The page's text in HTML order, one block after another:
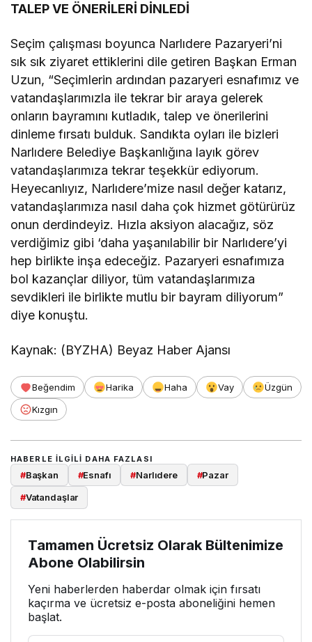
TALEP VE ÖNERİLERİ DİNLEDİ
Seçim çalışması boyunca Narlıdere Pazaryeri’ni
sık sık ziyaret ettiklerini dile getiren Başkan Erman
Uzun, “Seçimlerin ardından pazaryeri esnafımız ve
vatandaşlarımızla ile tekrar bir araya gelerek
onların bayramını kutladık, talep ve önerilerini
dinleme fırsatı bulduk. Sandıkta oyları ile bizleri
Narlıdere Belediye Başkanlığına layık görev
vatandaşlarımıza tekrar teşekkür ediyorum.
Heyecanlıyız, Narlıdere’mize nasıl değer katarız,
vatandaşlarımıza nasıl daha çok hizmet götürürüz
onun derdindeyiz. Hızla aksiyon alacağız, söz
verdiğimiz gibi ‘daha yaşanılabilir bir Narlıdere’yi
hep birlikte inşa edeceğiz. Pazaryeri esnafımıza
bol kazançlar diliyor, tüm vatandaşlarımıza
sevdikleri ile birlikte mutlu bir bayram diliyorum”
diye konuştu.
Kaynak: (BYZHA) Beyaz Haber Ajansı
Beğendim Harika Haha Vay
Üzgün
Kızgın
HABERLE ILGILI DAHA FAZLASI
#Başkan #Esnafı #Narlıdere #Pazar
#Vatandaşlar
Tamamen Ücretsiz Olarak Bültenimize
Abone Olabilirsin
Yeni haberlerden haberdar olmak için fırsatı
kaçırma ve ücretsiz e-posta aboneliğini hemen
başlat.